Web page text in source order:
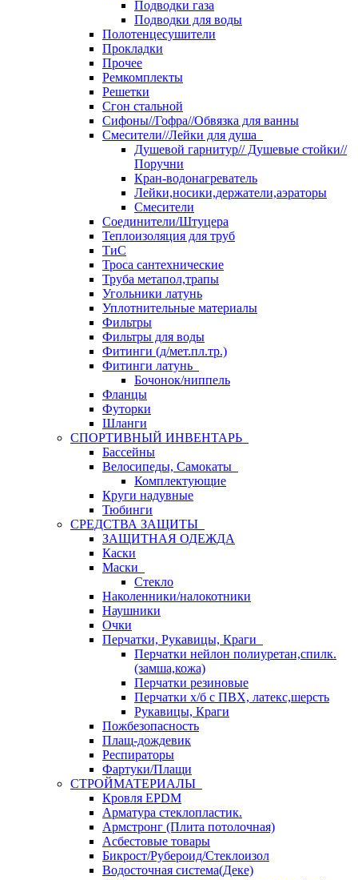
Подводки газа
Подводки для воды
Полотенцесушители
Прокладки
Прочее
Ремкомплекты
Решетки
Сгон стальной
Сифоны//Гофра//Обвязка для ванны
Смесители//Лейки для душа
Душевой гарнитур// Душевые стойки//
Поручни
Кран-водонагреватель
Лейки,носики,держатели,аэраторы
Смесители
Соединители/Штуцера
Теплоизоляция для труб
ТиС
Троса сантехнические
Труба метапол,трапы
Угольники латунь
Уплотнительные материалы
Фильтры
Фильтры для воды
Фитинги (д/мет.пл.тр.)
Фитинги латунь
Бочонок/ниппель
Фланцы
Футорки
Шланги
СПОРТИВНЫЙ ИНВЕНТАРЬ
Бассейны
Велосипеды, Самокаты
Комплектующие
Круги надувные
Тюбинги
СРЕДСТВА ЗАЩИТЫ
ЗАЩИТНАЯ ОДЕЖДА
Каски
Маски
Стекло
Наколенники/налокотники
Наушники
Очки
Перчатки, Рукавицы, Краги
Перчатки нейлон полиуретан,спилк.
(замша,кожа)
Перчатки резиновые
Перчатки х/б с ПВХ, латекс,шерсть
Рукавицы, Краги
Пожбезопасность
Плащ-дождевик
Респираторы
Фартуки/Плащи
СТРОЙМАТЕРИАЛЫ
Кровля ЕРDM
Арматура стеклопластик.
Армстронг (Плита потолочная)
Асбестовые товары
Бикрост/Рубероид/Стеклоизол
Водосточная система(Деке)